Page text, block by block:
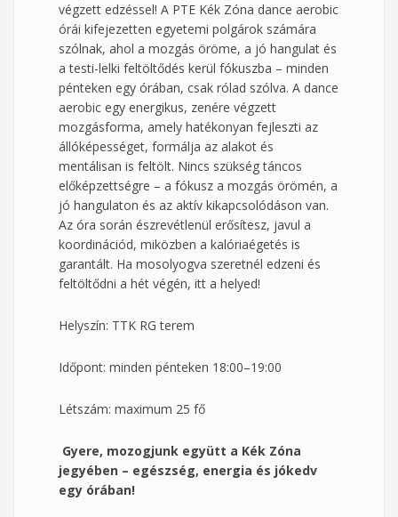
végzett edzéssel! A PTE Kék Zóna dance aerobic
órái kifejezetten egyetemi polgárok számára
szólnak, ahol a mozgás öröme, a jó hangulat és
a testi-lelki feltöltődés kerül fókuszba – minden
pénteken egy órában, csak rólad szólva. A dance
aerobic egy energikus, zenére végzett
mozgásforma, amely hatékonyan fejleszti az
állóképességet, formálja az alakot és
mentálisan is feltölt. Nincs szükség táncos
előképzettségre – a fókusz a mozgás örömén, a
jó hangulaton és az aktív kikapcsolódáson van.
Az óra során észrevétlenül erősítesz, javul a
koordinációd, miközben a kalóriaégetés is
garantált. Ha mosolyogva szeretnél edzeni és
feltöltődni a hét végén, itt a helyed!
Helyszín: TTK RG terem
Időpont: minden pénteken 18:00–19:00
Létszám: maximum 25 fő
Gyere, mozogjunk együtt a Kék Zóna
jegyében – egészség, energia és jókedv
egy órában!